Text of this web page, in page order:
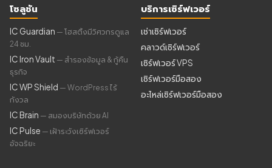
โซลูชัน
IC Guardian — โฮสติ้งมีวิศวกรดูแล
24 ชม.
IC Iron Vault — สำรองข้อมูล & กู้คืน
ธุรกิจ
IC WP Shield — WordPress ไร้
กังวล
IC Brain — สมองบริษัทด้วย AI
IC Pulse — เฝ้าระวังเซิร์ฟเวอร์
อัจฉริยะ
บริการเซิร์ฟเวอร์
เช่าเซิร์ฟเวอร์
คลาวด์เซิร์ฟเวอร์
เซิร์ฟเวอร์ VPS
เซิร์ฟเวอร์มือสอง
อะไหล่เซิร์ฟเวอร์มือสอง